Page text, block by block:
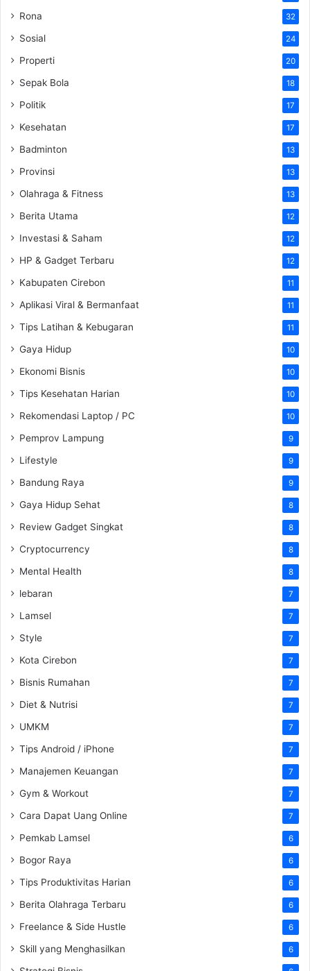
Rona 32
Sosial 24
Properti 20
Sepak Bola 18
Politik 17
Kesehatan 17
Badminton 13
Provinsi 13
Olahraga & Fitness 13
Berita Utama 12
Investasi & Saham 12
HP & Gadget Terbaru 12
Kabupaten Cirebon 11
Aplikasi Viral & Bermanfaat 11
Tips Latihan & Kebugaran 11
Gaya Hidup 10
Ekonomi Bisnis 10
Tips Kesehatan Harian 10
Rekomendasi Laptop / PC 10
Pemprov Lampung 9
Lifestyle 9
Bandung Raya 9
Gaya Hidup Sehat 8
Review Gadget Singkat 8
Cryptocurrency 8
Mental Health 8
lebaran 7
Lamsel 7
Style 7
Kota Cirebon 7
Bisnis Rumahan 7
Diet & Nutrisi 7
UMKM 7
Tips Android / iPhone 7
Manajemen Keuangan 7
Gym & Workout 7
Cara Dapat Uang Online 7
Pemkab Lamsel 6
Bogor Raya 6
Tips Produktivitas Harian 6
Berita Olahraga Terbaru 6
Freelance & Side Hustle 6
Skill yang Menghasilkan 6